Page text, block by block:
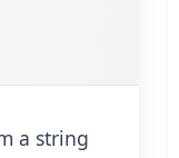
a string